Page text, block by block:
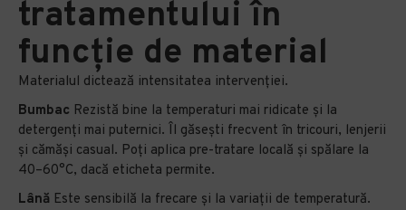
tratamentului în
funcție de material
Materialul dictează intensitatea intervenției.
Bumbac Rezistă bine la temperaturi mai ridicate și la
detergenți mai puternici. Îl găsești frecvent în tricouri, lenjerii
și cămăși casual. Poți aplica pre-tratare locală și spălare la
40–60°C, dacă eticheta permite.
Lână Este sensibilă la frecare și la variații de temperatură.